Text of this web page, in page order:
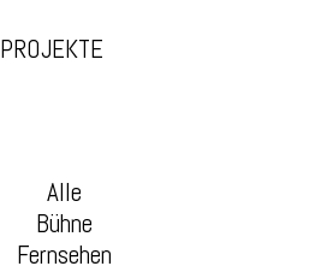
PROJEKTE
Alle
Bühne
Fernsehen